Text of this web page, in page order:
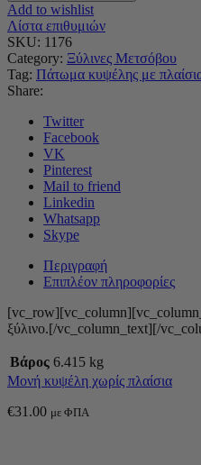
Add to wishlist
Λίστα επιθυμιών
SKU: 1176
Category: Ξύλινες Μετσόβου
Tag: Πάτωμα κυψέλης με
Share:
Twitter
Facebook
VK
Pinterest
Mail to friend
Linkedin
Whatsapp
Skype
Περιγραφή
Επιπλέον πληροφορίες
ξύλινο.[/vc_column_text][/
Βάρος 6.415 kg
Μονή κυψέλη χωρίς πλαίσια
€31.00 με ΦΠΑ